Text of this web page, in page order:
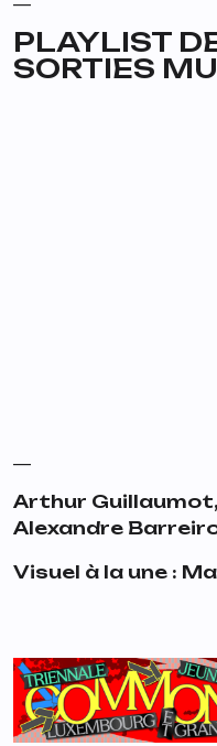
PLAYLIST
SORTIES
Arthur Guillaumot,
Alexandre
Visuel à la une :